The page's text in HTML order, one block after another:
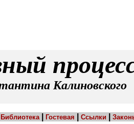
Калиновского
Библиотека Гостевая Ссылки